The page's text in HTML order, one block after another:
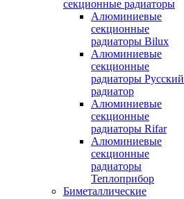
секционные радиаторы
Алюминиевые
секционные
радиаторы Bilux
Алюминиевые
секционные
радиаторы Русский
радиатор
Алюминиевые
секционные
радиаторы Rifar
Алюминиевые
секционные
радиаторы
Теплоприбор
Биметаллические